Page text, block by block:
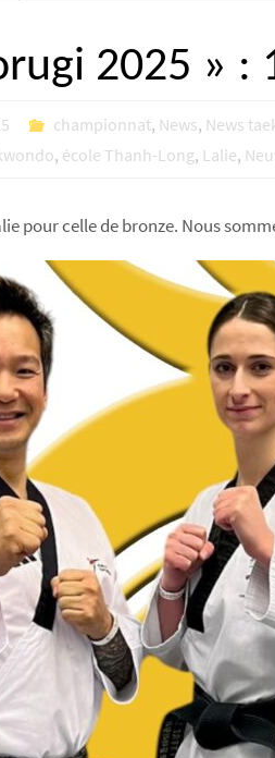
2025 » :
championnat, News, News
, école Thanh-Long, Lalie,
pour celle de bronze. Nous